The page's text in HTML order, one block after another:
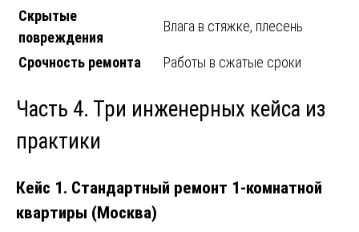
Скрытые
повреждения
Влага в стяжке, плесень
Срочность ремонта Работы в сжатые сроки
Часть 4. Три инженерных кейса из
практики
Кейс 1. Стандартный ремонт 1-комнатной
квартиры (Москва)